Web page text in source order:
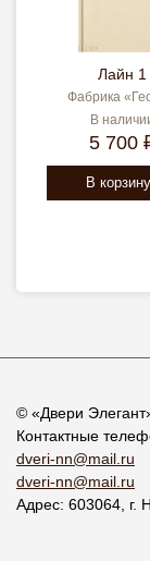
Лайн 1
Фабрика
В
5 700
В корзину
© «Двери Элегант
Контактные
dveri-nn@mail.ru
dveri-nn@mail.ru
Адрес: 603064 , г.